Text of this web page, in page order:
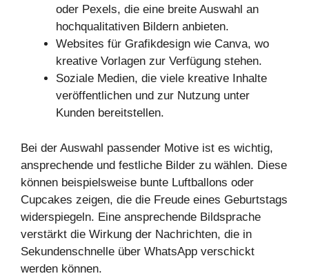
oder Pexels, die eine breite Auswahl an
hochqualitativen Bildern anbieten.
Websites für Grafikdesign wie Canva, wo
kreative Vorlagen zur Verfügung stehen.
Soziale Medien, die viele kreative Inhalte
veröffentlichen und zur Nutzung unter
Kunden bereitstellen.
Bei der Auswahl passender Motive ist es wichtig,
ansprechende und festliche Bilder zu wählen. Diese
können beispielsweise bunte Luftballons oder
Cupcakes zeigen, die die Freude eines Geburtstags
widerspiegeln. Eine ansprechende Bildsprache
verstärkt die Wirkung der Nachrichten, die in
Sekundenschnelle über WhatsApp verschickt
werden können.